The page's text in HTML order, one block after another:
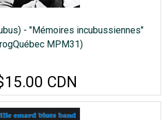
- "Mémoires incubussiennes"
MPM31)
CDN